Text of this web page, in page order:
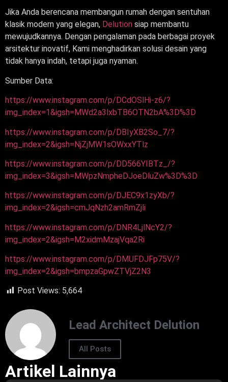
Jika Anda berencana membangun rumah dengan sentuhan
klasik modern yang elegan, Delution siap membantu
mewujudkannya. Dengan pengalaman pada berbagai proyek
arsitektur inovatif, Kami menghadirkan solusi desain yang
tidak hanya indah, tetapi juga nyaman.
Sumber Data:
https://www.instagram.com/p/DCdOSlHi-z6/?
img_index=1&igsh=MWd2a3lxbTB6OTN2bA%3D%3D
https://www.instagram.com/p/DBIyXB2So_7/?
img_index=2&igsh=NjZjMW1sOWxxYTlz
https://www.instagram.com/p/DD566YIBTz_/?
img_index=3&igsh=MWpzNmpheDJoeDluZw%3D%3D
https://www.instagram.com/p/DJEC9x1zyXb/?
img_index=2&igsh=cmJqNzh2amRmZjli
https://www.instagram.com/p/DNR4LjlNcY2/?
img_index=2&igsh=M2xidmMzajVqa2Ri
https://www.instagram.com/p/DMUFDJFp75V/?
img_index=2&igsh=bmpzaGpwZTVjZ2N3
Post Views: 5,664
Lead Architect Delution
All Posts
Artikel Lainnya